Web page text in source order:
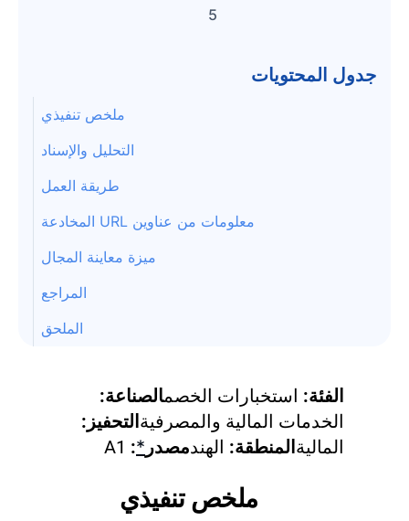
5
جدول المحتويات
ملخص تنفيذي
التحليل والإسناد
طريقة العمل
معلومات من عناوين URL المخادعة
ميزة معاينة المجال
المراجع
الملحق
الفئة: استخبارات الخصمالصناعة:
الخدمات المالية والمصرفية التحفيز:
المالية المنطقة: الهندمصدر *
:
A1
ملخص تنفيذي